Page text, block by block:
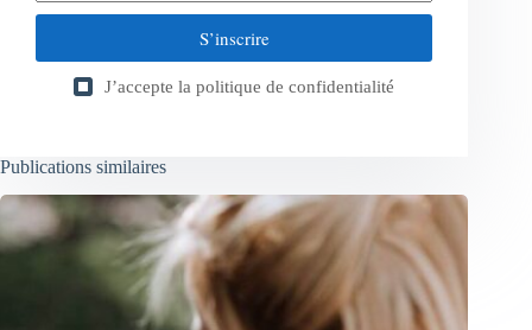
S’inscrire
J’accepte la politique de confidentialité
Publications similaires